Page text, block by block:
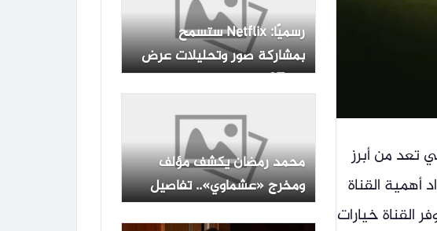
الوطن العربي البحث عن تردد قناة المغربية الرياضية 3، التي تعد من أبرز
أهمية القناة
القناة خيارات
رسميًا: Netflix ستسمح
بمشاركة صور وتحليلات عرض
GTA 6!
محمد رمضان يكشف مؤلف
ومخرج «عشماوي».. تفاصيل
مسلسله في رمضان 2027